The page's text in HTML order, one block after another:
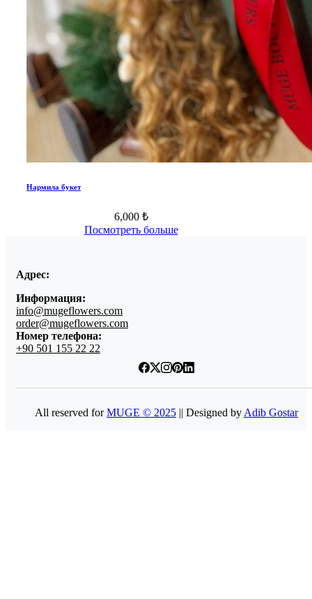
Нармила букет
6,000 ₺
Посмотреть больше
Адрес:
Информация:
info@mugeflowers.com
order@mugeflowers.com
Номер телефона:
+90 501 155 22 22
All reserved forMUGE © 2025 || Designed by Adib Gostar